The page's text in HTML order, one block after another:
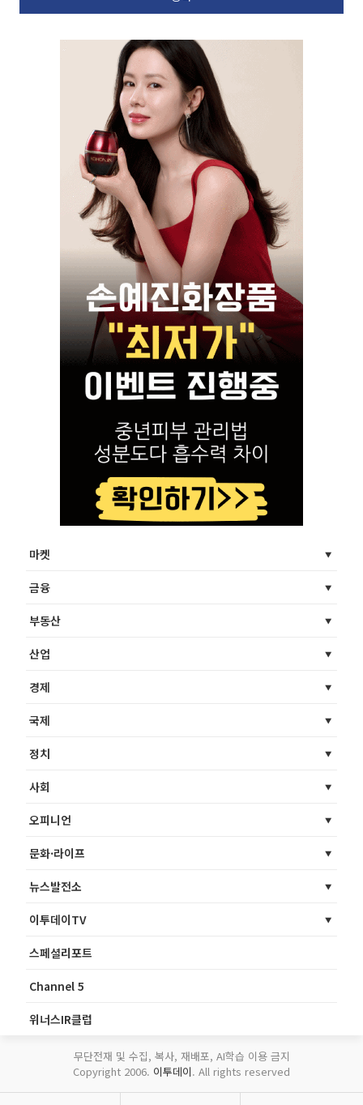
마켓
금융
부동산
산업
경제
국제
정치
사회
오피니언
문화·라이프
뉴스발전소
이투데이TV
스페셜리포트
Channel 5
위너스IR클럽
무단전재 및 수집, 복사, 재배포, AI학습 이용 금지
Copyright 2006. 이투데이. All rights reserved